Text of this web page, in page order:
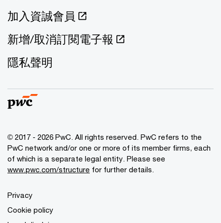
加入資誠會員
新增/取消訂閱電子報
隱私聲明
© 2017 - 2026 PwC. All rights reserved. PwC refers to the
PwC network and/or one or more of its member firms, each
of which is a separate legal entity. Please see
www.pwc.com/structure for further details.
Privacy
Cookie policy